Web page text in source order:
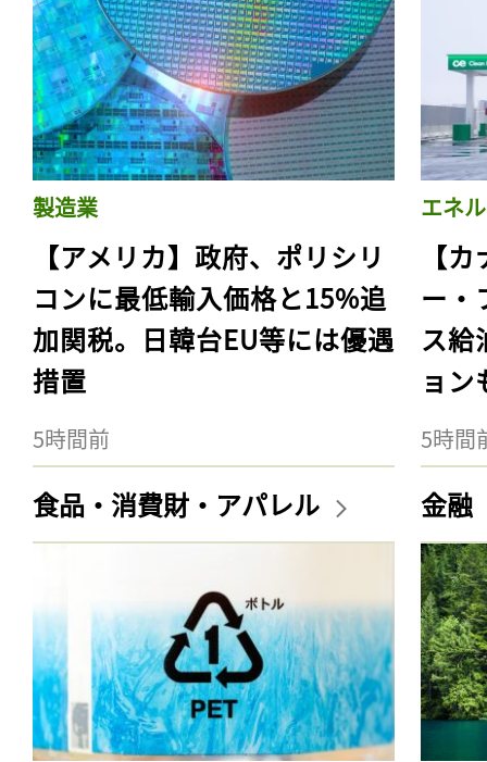
製造業
【アメリカ】政府、ポリシリ
コンに最低輸入価格と15%追
加関税。日韓台EU等には優遇
措置
5時間前
エネ
【
ー・
ス給
ョン
5時間
食品・消費財・アパレル 金融